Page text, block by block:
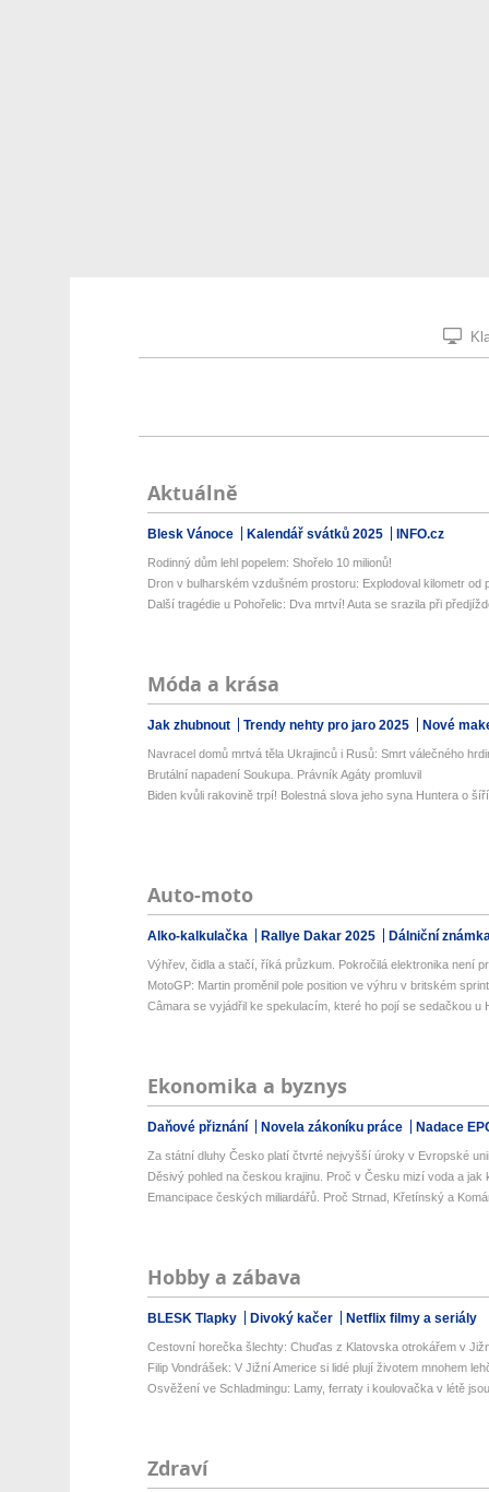
Aktuálně
Blesk Vánoce Kalendář svátků 2025 INFO.cz
Rodinný dům lehl popelem: Shořelo 10 milionů!
Dron v bulharském vzdušném prostoru: Explodoval kilometr od
Další tragédie u Pohořelic: Dva mrtví! Auta se srazila při
Móda a krása
Jak zhubnout Trendy nehty pro jaro 2025 Nové
Navracel domů mrtvá těla Ukrajinců i Rusů: Smrt válečného
Brutální napadení Soukupa. Právník Agáty promluvil
Biden kvůli rakovině trpí! Bolestná slova jeho syna Huntera o
Auto-moto
Alko-kalkulačka Rallye Dakar 2025 Dálniční
Výhřev, čidla a stačí, říká průzkum. Pokročilá elektronika není
MotoGP: Martin proměnil pole position ve výhru v britském
Câmara se vyjádřil ke spekulacím, které ho pojí se sedačkou u
Ekonomika a byznys
Daňové přiznání Novela zákoníku práce Nadace
Za státní dluhy Česko platí čtvrté nejvyšší úroky v Evropské unii
Děsivý pohled na českou krajinu. Proč v Česku mizí voda a jak
Emancipace českých miliardářů. Proč Strnad, Křetínský a
Hobby a zábava
BLESK Tlapky Divoký kačer Netflix filmy a seriály
Cestovní horečka šlechty: Chuďas z Klatovska otrokářem v
Filip Vondrášek: V Jižní Americe si lidé plují životem mnohem
Osvěžení ve Schladmingu: Lamy, ferraty i koulovačka v létě
Zdraví